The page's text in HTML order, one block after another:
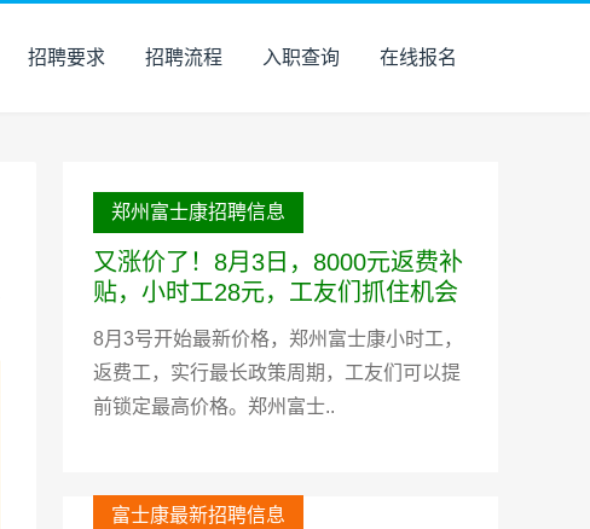
招聘要求 招聘流程 入职查询 在线报名
郑州富士康招聘信息
又涨价了！8月3日，8000元返费补
贴，小时工28元，工友们抓住机会
8月3号开始最新价格，郑州富士康小时工，
返费工，实行最长政策周期，工友们可以提
前锁定最高价格。郑州富士..
富士康最新招聘信息